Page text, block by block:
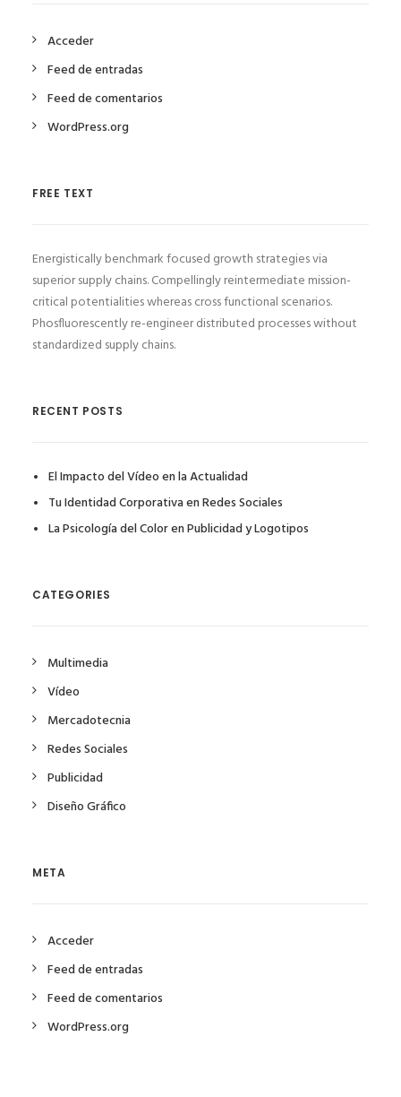
Acceder
Feed de entradas
Feed de comentarios
WordPress.org
FREE TEXT
Energistically benchmark focused growth strategies via
superior supply chains. Compellingly reintermediate mission-
critical potentialities whereas cross functional scenarios.
Phosfluorescently re-engineer distributed processes without
standardized supply chains.
RECENT POSTS
El Impacto del Vídeo en la Actualidad
Tu Identidad Corporativa en Redes Sociales
La Psicología del Color en Publicidad y Logotipos
CATEGORIES
Multimedia
Vídeo
Mercadotecnia
Redes Sociales
Publicidad
Diseño Gráfico
META
Acceder
Feed de entradas
Feed de comentarios
WordPress.org